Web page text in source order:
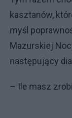
kasztanów,
myśl
Mazurskiej
następujący
– Ile masz